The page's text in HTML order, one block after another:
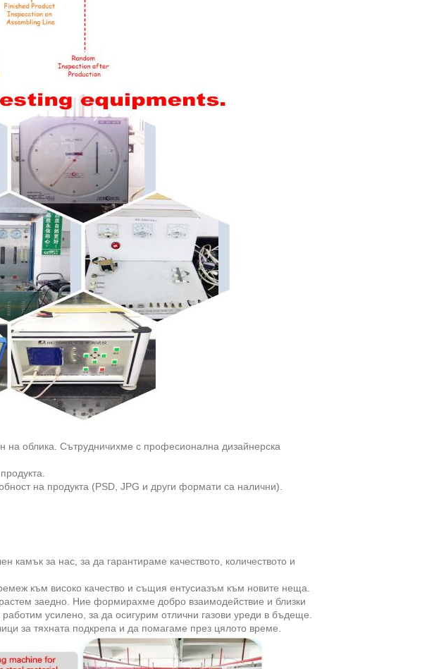
облика. Сътрудничихме с професионална дизайнерска
на продукта (PSD, JPG и други формати са налични).
камък за нас, за да гарантираме качеството, количеството и
към високо качество и същия ентусиазъм към новите неща.
заедно. Ние формирахме добро взаимодействие и близки
усилено, за да осигурим отлични газови уреди в бъдеще.
за тяхната подкрепа и да помагаме през цялото време.